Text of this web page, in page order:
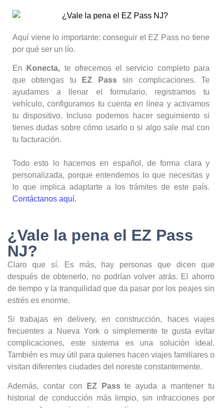
Aquí viene lo importante: conseguir el EZ Pass no tiene
por qué ser un lío.
En Konecta, te ofrecemos el servicio completo para
que obtengas tu
EZ Passsin complicaciones. Te
ayudamos a llenar el formulario, registramos tu
vehículo, configuramos tu cuenta en línea y activamos
tu dispositivo. Incluso podemos hacer seguimiento si
tienes dudas sobre cómo usarlo o si algo sale mal con
tu facturación.
Todo esto lo hacemos en español, de forma clara y
personalizada, porque entendemos lo que necesitas y
lo que implica adaptarte a los trámites de este país.
Contáctanos aquí.
¿Vale la pena el EZ Pass
NJ?
Claro que sí. Es más, hay personas que dicen que
después de obtenerlo, no podrían volver atrás. El ahorro
de tiempo y la tranquilidad que da pasar por los peajes sin
estrés es enorme.
Si trabajas en delivery, en construcción, haces viajes
frecuentes a Nueva York o simplemente te gusta evitar
complicaciones, este sistema es una solución ideal.
También es muy útil para quienes hacen viajes familiares o
visitan diferentes ciudades del noreste constantemente.
Además, contar con EZ Passte ayuda a mantener tu
historial de conducción más limpio, sin infracciones por